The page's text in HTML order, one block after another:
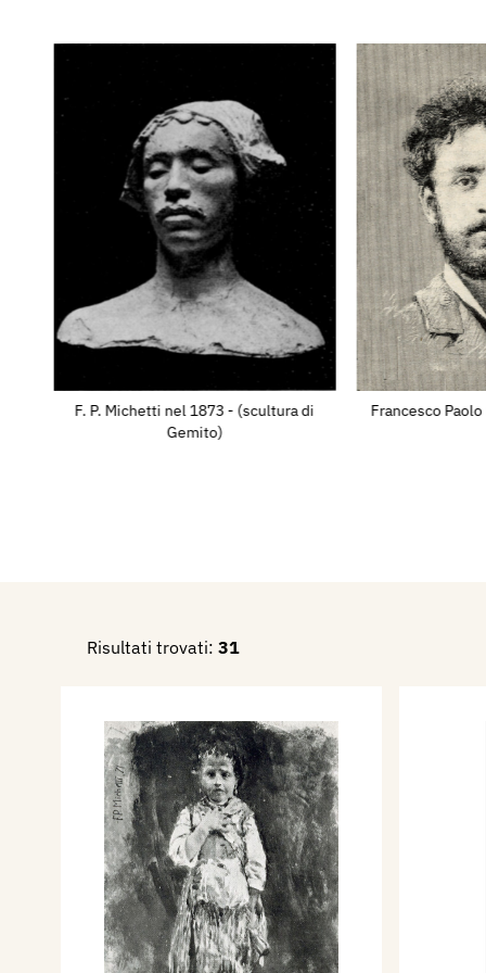
pecore (1872).Pastorella
folto.a Sette studi
Museo Nazionale di San
morticino = (Replica dei *
Galleria d’Arte Moderna «
Piacenza).Testa di
(pastello).(appartengono al
Treccani » Roma). Za
Bimba al sole.21 a
al Comm. Paolo Ingegnoli •
Nel 1934 alla XIX
Internazionale d'Arte di
Internazionale del Ritratto
Mare a Francavilla, alla
MOSTRA INDIVIDUALE
FRANCESCO PAOLO
Commissione ordinatrice: S.
Accademico D’italia,
Giacomo Acerbo; Giorgio
Barone Carlo Chiaranda;
-Fa chillo che puo’, ma pitta,
F. P. Michetti nel 1873 - (scultura di
Gemito)
Francesco
Risultati trovati: 31